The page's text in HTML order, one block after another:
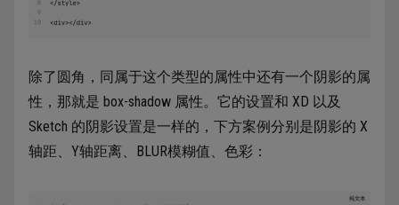
除了圆角，同属于这个类型的属性中还有一个阴影的属
性，那就是 box-shadow 属性。它的设置和 XD 以及
Sketch 的阴影设置是一样的，下方案例分别是阴影的 X
轴距、Y轴距离、BLUR模糊值、色彩：